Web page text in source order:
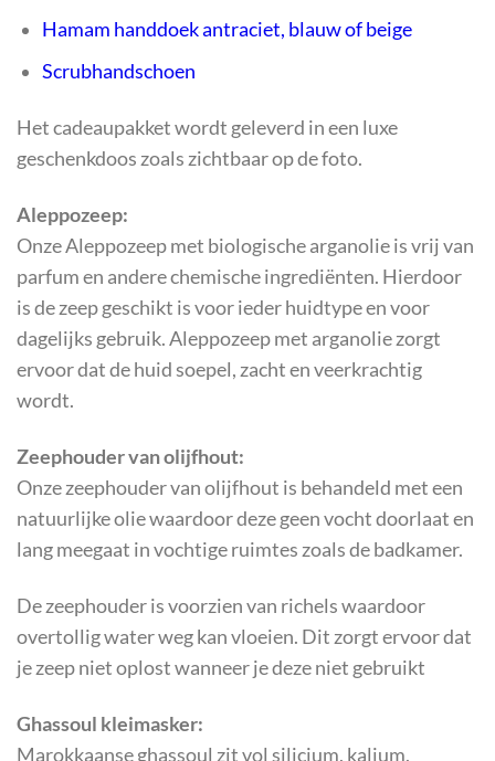
Hamam handdoek antraciet, blauw of beige
Scrubhandschoen
Het cadeaupakket wordt geleverd in een luxe
geschenkdoos zoals zichtbaar op de foto.
Aleppozeep:
Onze Aleppozeep met biologische arganolie is vrij van
parfum en andere chemische ingrediënten. Hierdoor
is de zeep geschikt is voor ieder huidtype en voor
dagelijks gebruik. Aleppozeep met arganolie zorgt
ervoor dat de huid soepel, zacht en veerkrachtig
wordt.
Zeephouder van olijfhout:
Onze zeephouder van olijfhout is behandeld met een
natuurlijke olie waardoor deze geen vocht doorlaat en
lang meegaat in vochtige ruimtes zoals de badkamer.
De zeephouder is voorzien van richels waardoor
overtollig water weg kan vloeien. Dit zorgt ervoor dat
je zeep niet oplost wanneer je deze niet gebruikt
Ghassoul kleimasker:
Marokkaanse ghassoul zit vol silicium, kalium,